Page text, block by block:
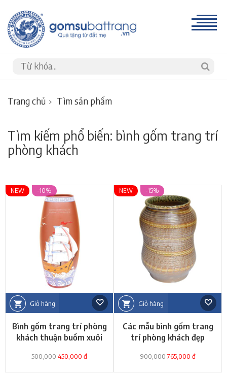
Trang chủ Tìm sản phẩm
Tìm kiếm phổ biến: bình gốm trang trí
phòng khách
Giỏ hàng
NEW -10%
Bình gốm trang trí phòng
khách thuận buồm xuôi
500,000450,000 đ
Giỏ hàng
NEW -15%
Các mẫu bình gốm trang
trí phòng khách đẹp
900,000765,000 đ